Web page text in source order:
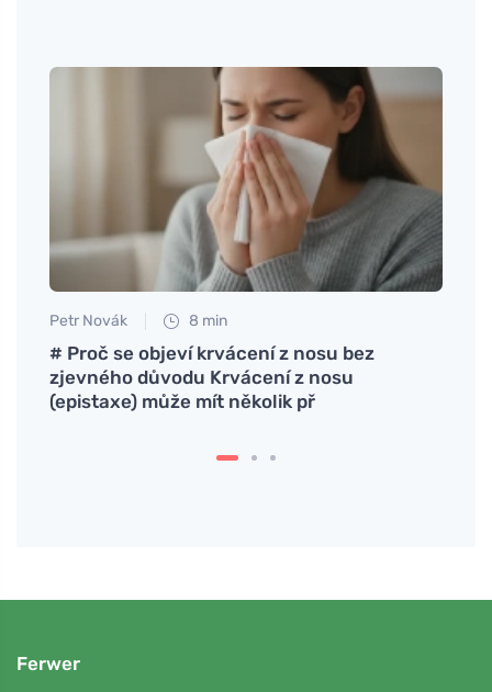
Petr Novák 8 min
# Proč se objeví krvácení z nosu bez
zjevného důvodu Krvácení z nosu
(epistaxe) může mít několik př
Ferwer